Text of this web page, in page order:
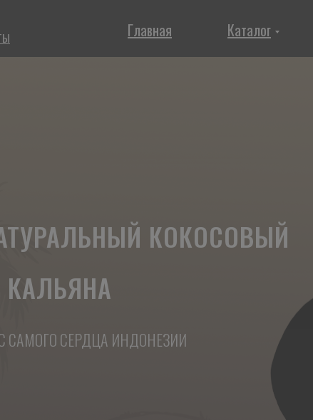
Главная Каталог
КОКОСОВЫЙ
САМОГО СЕРДЦА ИНДОНЕЗИИ